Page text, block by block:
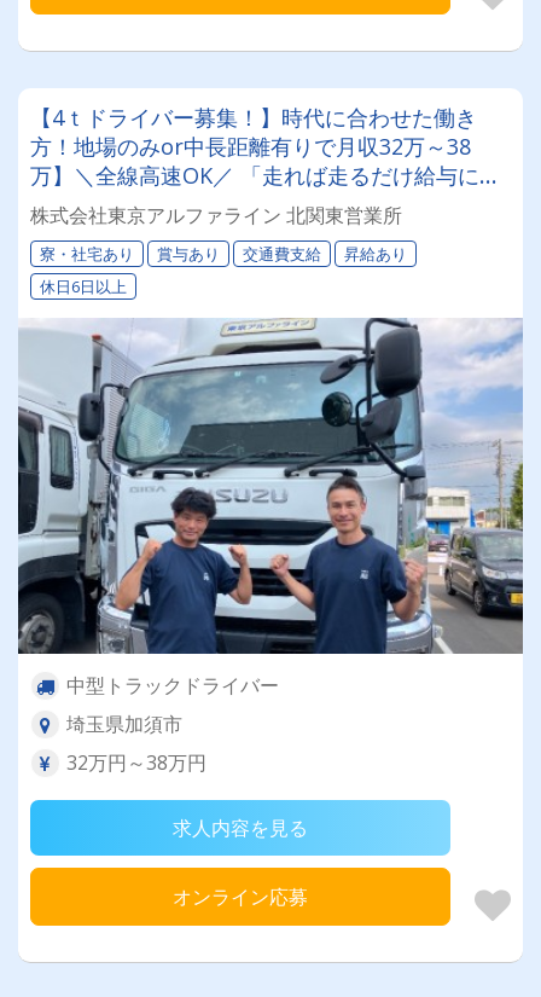
【4ｔドライバー募集！】時代に合わせた働き
方！地場のみor中長距離有りで月収32万～38
万】＼全線高速OK／ 「走れば走るだけ給与に還
元」されるから、モチベーションも常にMAX♪寮
ありで遠方からの応募も大歓迎★
株式会社東京アルファライン 北関東営業所
寮・社宅あり 賞与あり 交通費支給
昇給あり
休日6日以上
中型トラックドライバー
埼玉県加須市
32万円～38万円
求人内容を見る
オンライン応募